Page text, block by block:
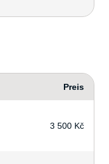
Preis
3 500 Kč